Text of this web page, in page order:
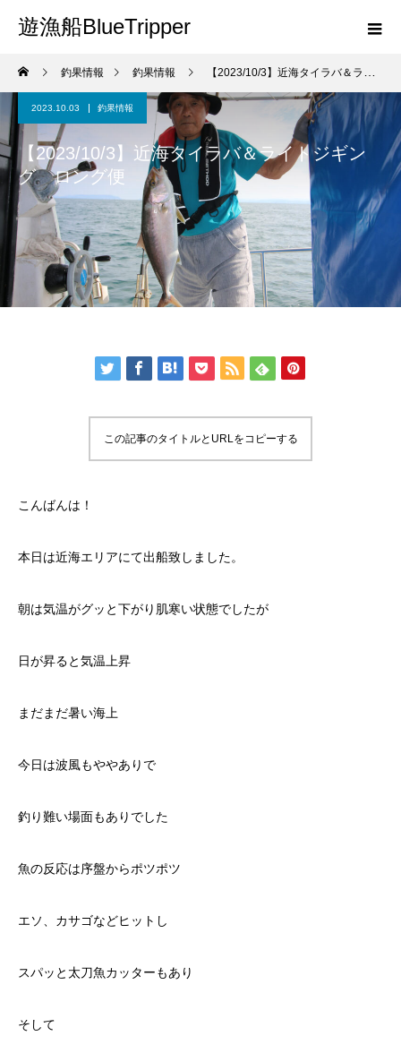
遊漁船BlueTripper
釣果情報 釣果情報 【2023/10/3】近海タイラバ＆ライトジギング ロング便
2023.10.03 釣果情報
【2023/10/3】近海タイラバ＆ライトジギン
グ ロング便
この記事のタイトルとURLをコピーする
こんばんは！
本日は近海エリアにて出船致しました。
朝は気温がグッと下がり肌寒い状態でしたが
日が昇ると気温上昇
まだまだ暑い海上
今日は波風もややありで
釣り難い場面もありでした
魚の反応は序盤からポツポツ
エソ、カサゴなどヒットし
スパッと太刀魚カッターもあり
そして